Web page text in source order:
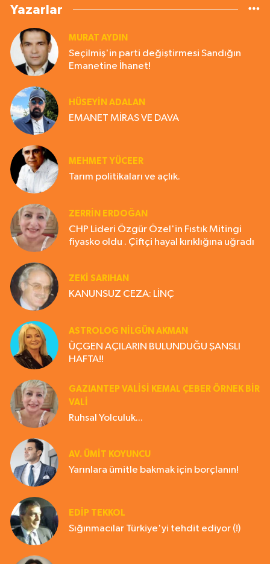
Yazarlar
MURAT AYDIN
Seçilmiş'in parti değiştirmesi Sandığın
Emanetine İhanet!
HÜSEYIN ADALAN
EMANET MİRAS VE DAVA
MEHMET YÜCEER
Tarım politikaları ve açlık.
ZERRIN ERDOĞAN
CHP Lideri Özgür Özel'in Fıstık Mitingi
fiyasko oldu . Çiftçi hayal kırıklığına uğradı
ZEKI SARIHAN
KANUNSUZ CEZA: LİNÇ
ASTROLOG NILGÜN AKMAN
ÜÇGEN AÇILARIN BULUNDUĞU ŞANSLI
HAFTA!!
GAZIANTEP VALISI KEMAL ÇEBER ÖRNEK BİR
VALİ
Ruhsal Yolculuk...
AV. ÜMIT KOYUNCU
Yarınlara ümitle bakmak için borçlanın!
EDIP TEKKOL
Sığınmacılar Türkiye'yi tehdit ediyor (!)